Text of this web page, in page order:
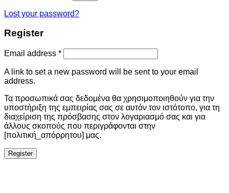
Lost your password?
Register
Email address *
A link to set a new password will be sent to your email
address.
Τα προσωπικά σας δεδομένα θα χρησιμοποιηθούν για την
υποστήριξη της εμπειρίας σας σε αυτόν τον ιστότοπο, για τη
διαχείριση της πρόσβασης στον λογαριασμό σας και για
άλλους σκοπούς που περιγράφονται στην
[πολιτική_απόρρητου] μας.
Register